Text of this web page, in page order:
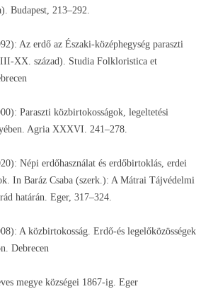
Budapest, 213–292.
Az erdő az Északi-középhegység paraszti
XX. század). Studia Folkloristica et
Paraszti közbirtokosságok, legeltetési
Agria XXXVI. 241–278.
Népi erdőhasználat és erdőbirtoklás, erdei
In Baráz Csaba (szerk.): A Mátrai Tájvédelmi
határán. Eger, 317–324.
A közbirtokosság. Erdő-és legelőközösségek
Debrecen
megye községei 1867-ig. Eger